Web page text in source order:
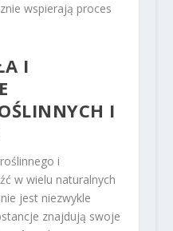
wspierają proces
I
I
i
w wielu naturalnych
jest niezwykle
znajdują swoje